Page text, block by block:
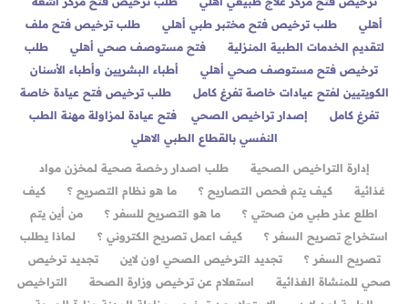
أهلي
طلب ترخيص فتح مختبر طبي أهلي
طلب ترخيص فتح ملف
لتقديم الخدمات الطبية المنزلية
فتح مستوصف صحي أهلي
طلب
ترخيص فتح مستوصف صحي أهلي
أطباء البشريين وأطباء الأسنان
الكويتيين لفتح عيادات خاصة تفرغ كامل
طلب ترخيص فتح عيادة خاصة
تفرغ كامل
إصدار تراخيص الصحي
فتح عيادة لمزاولة مهنة الطب
النفسي بالقطاع الطبي الاهلي
إدارة التراخيص الصحية
طلب اصدار رخصة صحية لمخزن مواد
غذائية
كيف يتم فحص التصاريح ؟ ما هو نظام التصريح ؟
كيف
اطلع عذر طبي من صحتي ؟
ما هو التصريح للسفر ؟
من أين يتم
استخراج تصريح السفر ؟
كيف اعمل تصريح الكتروني ؟
لماذا يطلب
تصريح السفر ؟
تجديد الترخيص الصحي اون لاين
تجديد ترخيص
صحي للمنشاة الغذائية
استعلام عن ترخيص وزارة الصحة
التراخيص